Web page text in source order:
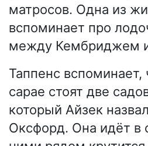
матросов. Одна из
вспоминает про
между Кембриджем
Таппенс вспоминает,
сарае стоят две
который Айзек
Оксфорд. Она идёт в